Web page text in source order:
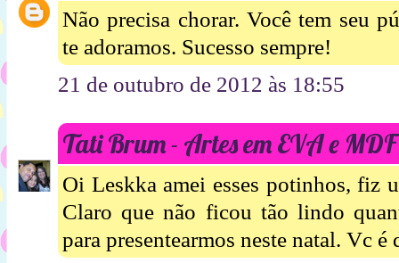
Não precisa chorar. Você tem seu
te adoramos. Sucesso sempre!
21 de outubro de 2012 às 18:55
Tati Brum - Artes em EVA e MDF
Oi Leskka amei esses potinhos, fiz
Claro que não ficou tão lindo
para presentearmos neste natal. Vc